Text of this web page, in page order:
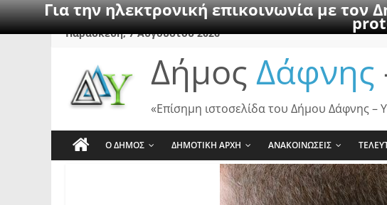
Για την ηλεκτρονική επικοινωνία με
SkipΠαρασκευή, 7 Αυγούστου 2026
Δήμος Δάφνης
«Επίσημη ιστοσελίδα του Δήμου Δάφνης –
Ο ΔΗΜΟΣ ΔΗΜΟΤΙΚΗ ΑΡΧΗ ΑΝΑΚΟΙΝΩΣΕΙΣ